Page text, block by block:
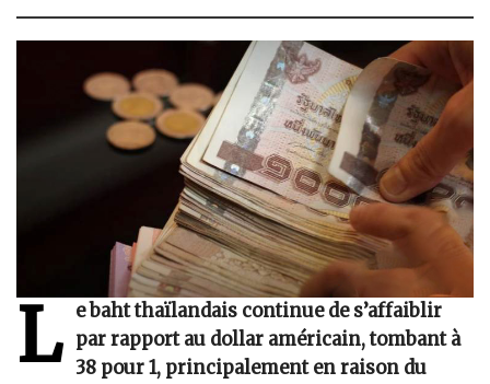
L
e baht thaïlandais continue de s’affaiblir
par rapport au dollar américain, tombant à
38 pour 1, principalement en raison du